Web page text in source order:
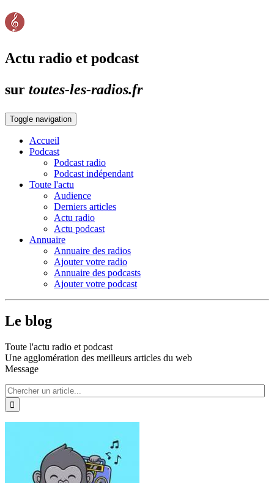
Actu radio et podcast
sur toutes-les-radios.fr
Toggle navigation
Accueil
Podcast
Podcast radio
Podcast indépendant
Toute l'actu
Audience
Derniers articles
Actu radio
Actu podcast
Annuaire
Annuaire des radios
Ajouter votre radio
Annuaire des podcasts
Ajouter votre podcast
Le blog
Toute l'actu radio et podcast
Une agglomération des meilleurs articles du web
Message